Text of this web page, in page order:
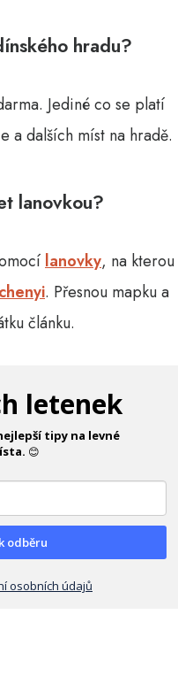
hradu?
Jediné co se platí
a dalších míst na hradě.
lanovkou?
lanovky, na kterou
. Přesnou mapku a
článku.
letenek
tipy na levné
😊
odběru
osobních údajů